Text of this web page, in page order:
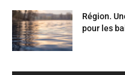
Région.
pour les